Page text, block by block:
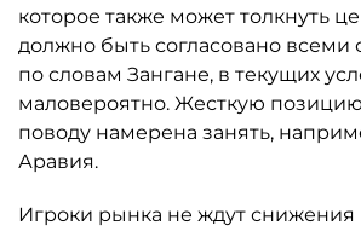
которое также может толкнуть
должно быть согласовано всеми
по словам Зангане, в текущих
маловероятно. Жесткую
поводу намерена занять,
Аравия.
Игроки рынка не ждут снижения